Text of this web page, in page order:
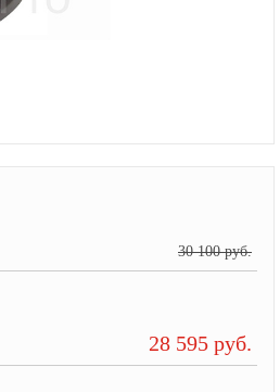
30 100 руб.
28 595 руб.